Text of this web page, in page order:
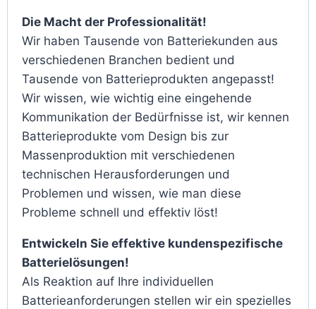
Die Macht der Professionalität!
Wir haben Tausende von Batteriekunden aus
verschiedenen Branchen bedient und
Tausende von Batterieprodukten angepasst!
Wir wissen, wie wichtig eine eingehende
Kommunikation der Bedürfnisse ist, wir kennen
Batterieprodukte vom Design bis zur
Massenproduktion mit verschiedenen
technischen Herausforderungen und
Problemen und wissen, wie man diese
Probleme schnell und effektiv löst!
Entwickeln Sie effektive kundenspezifische
Batterielösungen!
Als Reaktion auf Ihre individuellen
Batterieanforderungen stellen wir ein spezielles